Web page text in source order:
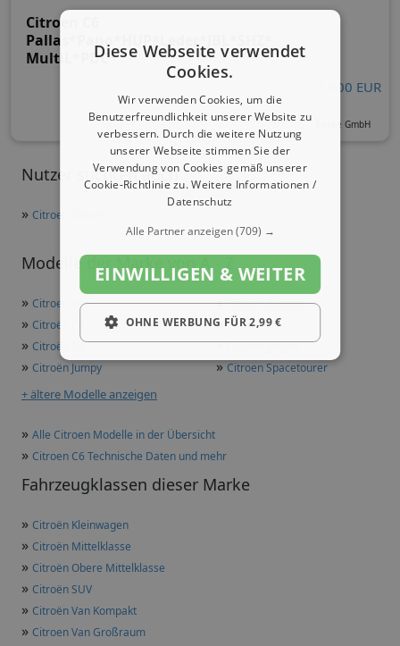
Nutzer suchten auch
» Citroen Diesel
Modelle der Marke von A - Z
» Citroen Ami »Citroën Berlingo
» Citroën C4 »Citroën C5
» Citroën DS »Citroën Jumper
» Citroën Jumpy »Citroen Spacetourer
+ ältere Modelle anzeigen
» Alle Citroen Modelle in der Übersicht
» Citroen C6 Technische Daten und mehr
Fahrzeugklassen dieser Marke
» Citroën Kleinwagen
» Citroën Mittelklasse
» Citroën Obere Mittelklasse
» Citroën SUV
» Citroën Van Kompakt
» Citroen Van Großraum
Citroen C6
Pallas*Pano*HUP*Leder*JBL*SHZ*
MultiL*PDC*
6.900 EUR
Panke GmbH
Diese Webseite verwendet
Cookies.
Wir verwenden Cookies, um die
Benutzerfreundlichkeit unserer Website zu
verbessern. Durch die weitere Nutzung
unserer Webseite stimmen Sie der
Verwendung von Cookies gemäß unserer
Cookie-Richtlinie zu.Weitere Informationen /
Datenschutz
Alle Partner anzeigen(709) →
EINWILLIGEN & WEITER
OHNE WERBUNG FÜR 2,99 €